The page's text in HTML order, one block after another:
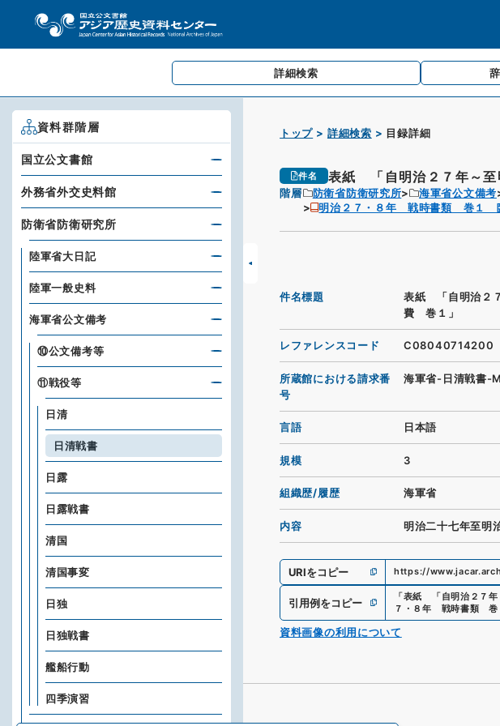
詳細検索
トップ 詳細検索 目録詳細
件名 表紙 「自明治２７年～
階層 防衛省防衛研究所 海軍省公文備考
明治２７・８年 戦時書類 巻１
件名標題
表紙 「自明治２
費 巻１」
レファレンスコード C08040714200
所蔵館における請求番
号
海軍省-日清戦書-
言語 日本語
規模 3
組織歴/履歴 海軍省
内容 明治二十七年至明
URIをコピー https://
引用例をコピー 「表紙 「自明治２７
７・８年 戦時書類 巻
資料画像の利用について
資料群階層
国立公文書館
外務省外交史料館
防衛省防衛研究所
陸軍省大日記
陸軍一般史料
海軍省公文備考
⑩公文備考等
⑪戦役等
日清
日清戦書
日露
日露戦書
清国
清国事変
日独
日独戦書
艦船行動
四季演習